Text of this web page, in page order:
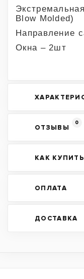
Blow Molded)
Направление
Окна – 2шт
ОТЗЫВЫ
0
КАК КУПИТЬ
ОПЛАТА
ДОСТАВКА